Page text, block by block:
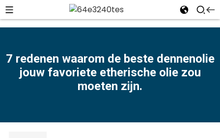
7 redenen waarom de beste dennenolie
jouw favoriete etherische olie zou
moeten zijn.